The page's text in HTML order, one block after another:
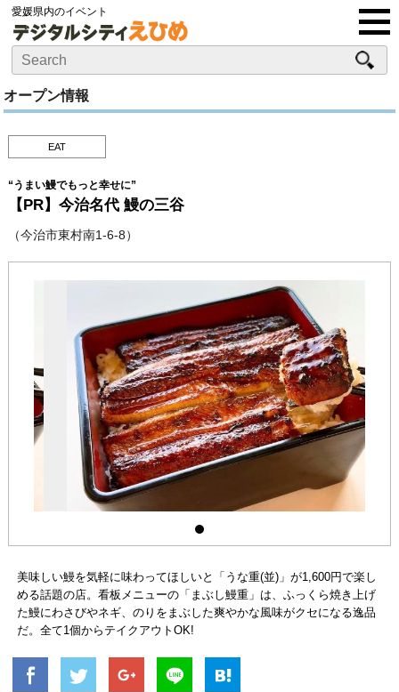
愛媛県内のイベント
オープン情報
EAT
“うまい鰻でもっと幸せに”
【PR】今治名代 鰻の三谷
（今治市東村南1-6-8）
美味しい鰻を気軽に味わってほしいと「うな重(並)」が1,600円で楽し
める話題の店。看板メニューの「まぶし鰻重」は、ふっくら焼き上げ
た鰻にわさびやネギ、のりをまぶした爽やかな風味がクセになる逸品
だ。全て1個からテイクアウトOK!